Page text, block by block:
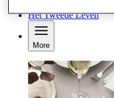
Het Tweede Leven
More